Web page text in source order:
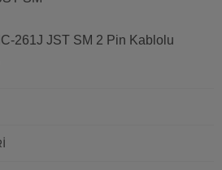
261J JST SM 2 Pin Kablolu